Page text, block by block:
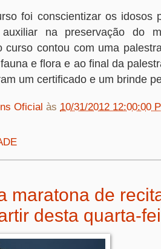
foi conscientizar os idosos
na preservação do
curso contou com uma
e flora e ao final da
um certificado e um brinde
Oficial às 10/31/2012 12:00:00
maratona de
desta quarta-